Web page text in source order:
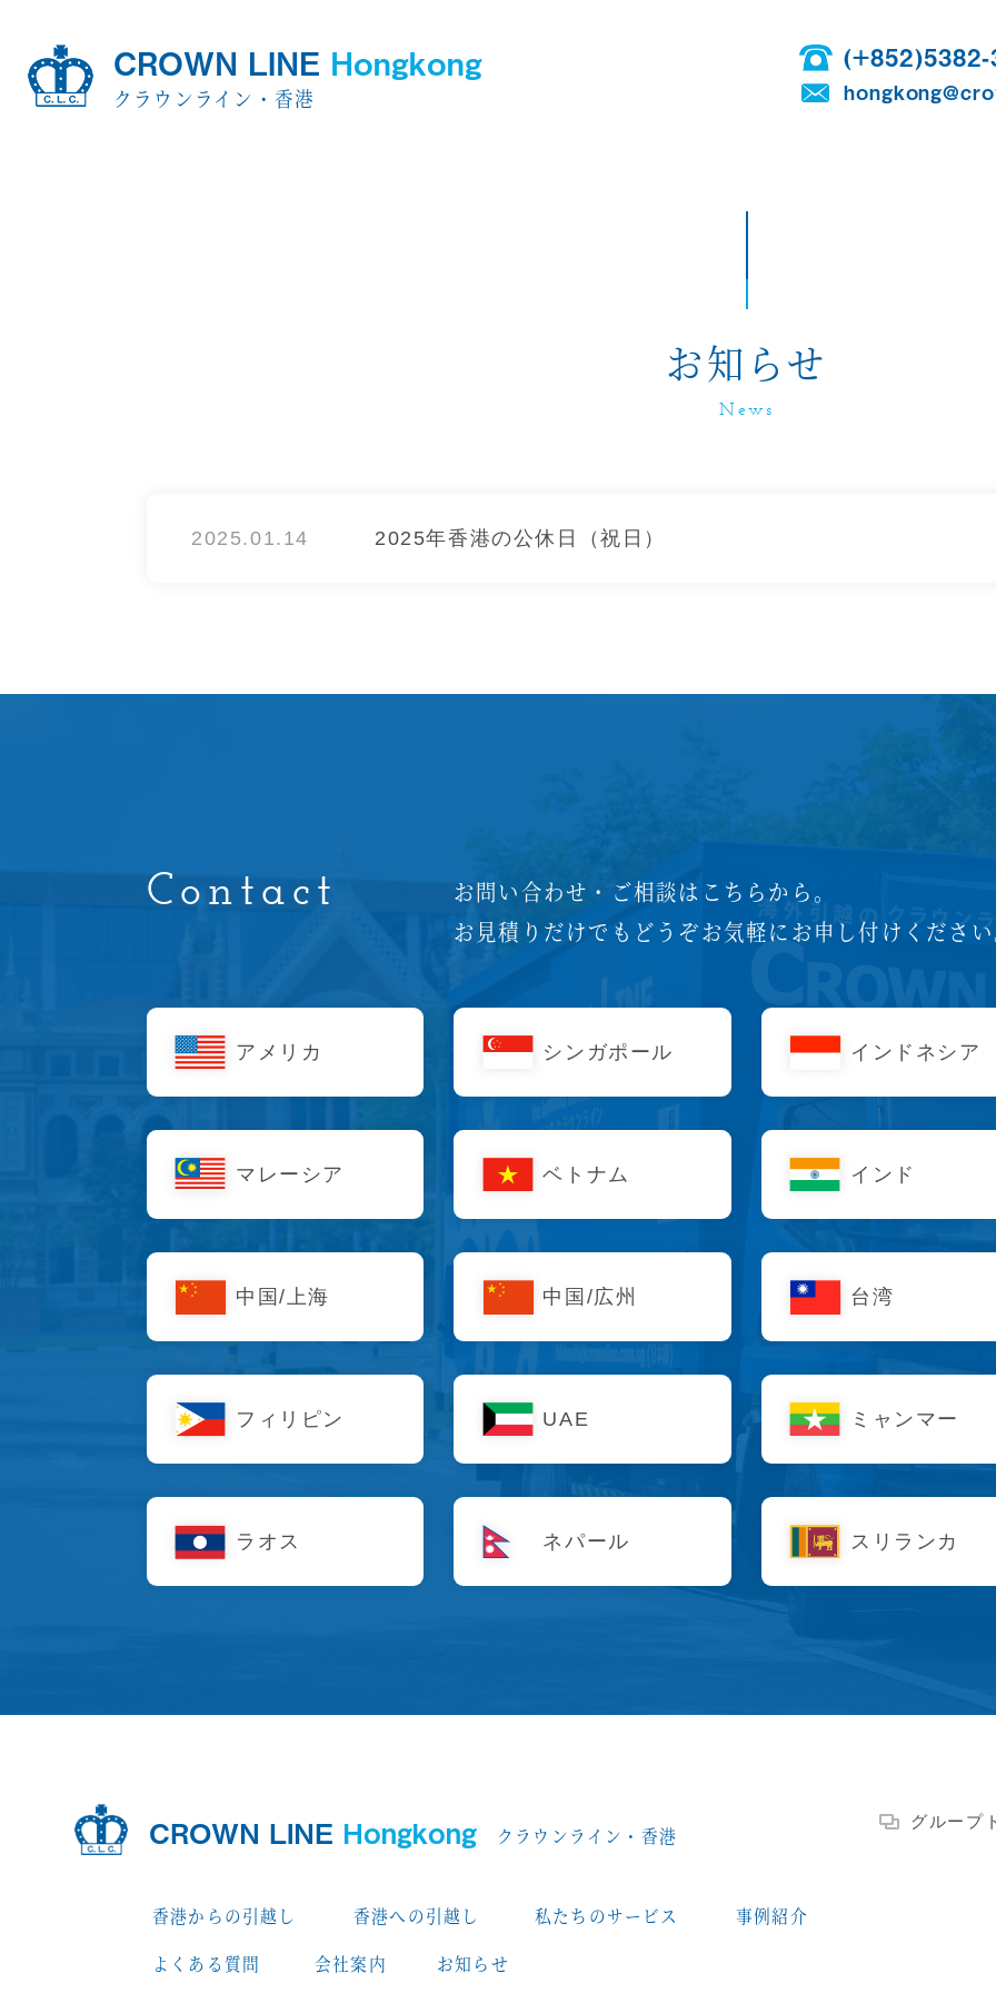
CROWN LINE Hongkong
クラウンライン・香港
お知らせ
News
2025.01.14 2025年香港の公休日（祝日）
Contact
お問い合わせ・ご相談はこちらから。
お見積りだけでもどうぞお気軽にお申し付けくださ
アメリカ シンガポール インドネシア
マレーシア ベトナム インド
中国/上海 中国/広州 台湾
フィリピン UAE ミャンマー
ラオス ネパール スリランカ
CROWN LINE Hongkong クラウンライン・香港
グループ
香港からの引越し 香港への引越し 私たちのサービス
事例紹介
よくある質問
会社案内 お知らせ